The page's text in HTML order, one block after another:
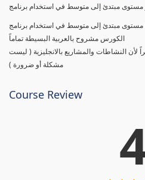
الكورس مشروح بالعربية البسيطة تماماً
لأن النشاطات والمشاريع بالانجليزية ( ليست
مشكلة أو ضرورة )
Course Review